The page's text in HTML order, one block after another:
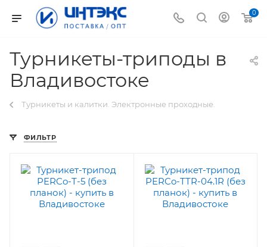
0
Турникеты-триподы в
Владивостоке
Турникеты и калитки. Электронные проходные.
ФИЛЬТР